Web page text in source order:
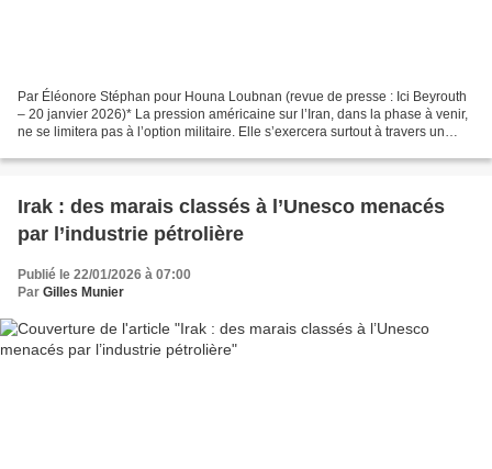
Par Éléonore Stéphan pour Houna Loubnan (revue de presse : Ici Beyrouth
– 20 janvier 2026)* La pression américaine sur l’Iran, dans la phase à venir,
ne se limitera pas à l’option militaire. Elle s’exercera surtout à travers un
Irak : des marais classés à l’Unesco menacés
par l’industrie pétrolière
Publié le 22/01/2026 à 07:00
Par Gilles Munier